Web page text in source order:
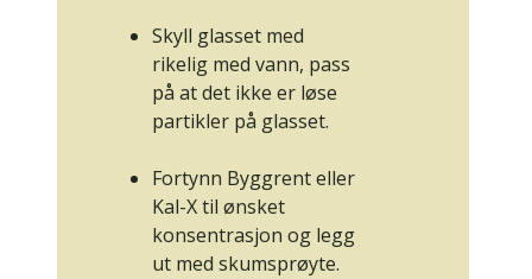
Skyll glasset med
rikelig med vann, pass
på at det ikke er løse
partikler på glasset.
Fortynn Byggrenteller
Kal-Xtil ønsket
konsentrasjon og legg
ut med skumsprøyte.